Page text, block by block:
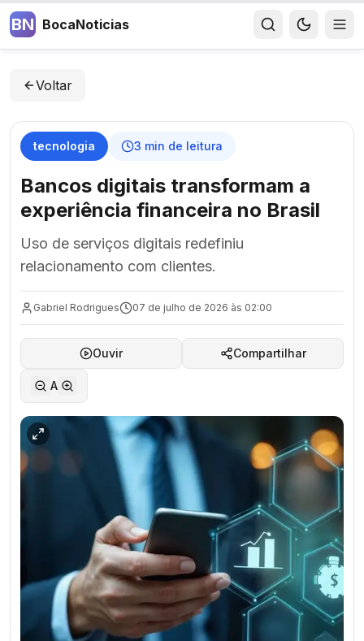
BN BocaNoticias
Voltar
tecnologia 3 min de leitura
Bancos digitais transformam a
experiência financeira no Brasil
Uso de serviços digitais redefiniu
relacionamento com clientes.
Gabriel Rodrigues 07 de julho de 2026 às 02:00
Ouvir Compartilhar
A